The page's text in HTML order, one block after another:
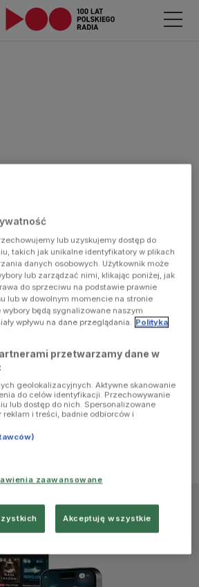
lub uzyskujemy dostęp do
takich jak unikalne identyfikatory w plikach
danych osobowych. Użytkownik może
lub zarządzać nimi, klikając poniżej, jak
do sprzeciwu na podstawie prawnie
lub w dowolnym momencie na stronie
wybory będą sygnalizowane naszym
wpływu na dane przeglądania. Polityka
przetwarzamy dane w
geolokalizacyjnych. Aktywne skanowanie
do celów identyfikacji. Przechowywanie
lub dostęp do nich. Spersonalizowane
reklam i treści, badnie odbiorców i
zaawansowane
Akceptuję wszystkie